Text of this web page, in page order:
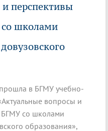
перспективы
со школами
в БГМУ учебно-
вопросы и
БГМУ со школами
образования»,